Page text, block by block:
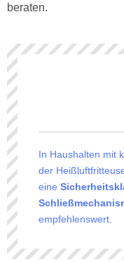
beraten.
In Haushalten mit
der
eine
empfehlenswert.